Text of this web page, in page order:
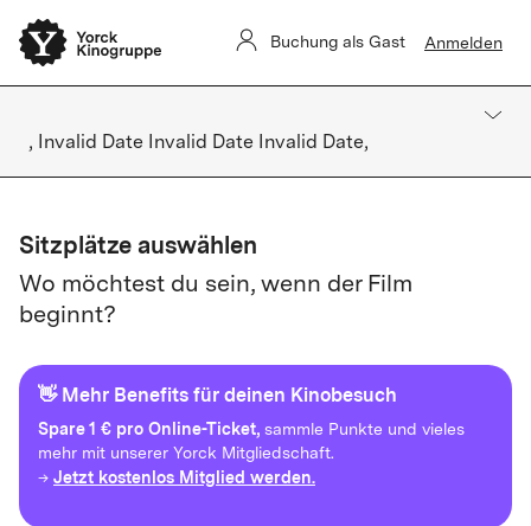
Buchung als Gast Anmelden
, Invalid Date Invalid Date Invalid Date,
Sitzplätze auswählen
Wo möchtest du sein, wenn der Film
beginnt?
👋 Mehr Benefits für deinen Kinobesuch
Spare1 € pro Online-Ticket, sammle Punkte und vieles
mehr mit unserer Yorck Mitgliedschaft.
→ Jetzt kostenlos Mitglied werden.